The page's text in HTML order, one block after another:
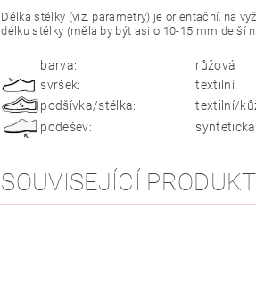
Délka stélky (viz. parametry) je orientační, na
délku stélky (měla by být asi o 10-15 mm delší
barva:
růžová
svršek:
textilní
podšívka/stélka:
textilní/
podešev:
syntetická
SOUVISEJÍCÍ